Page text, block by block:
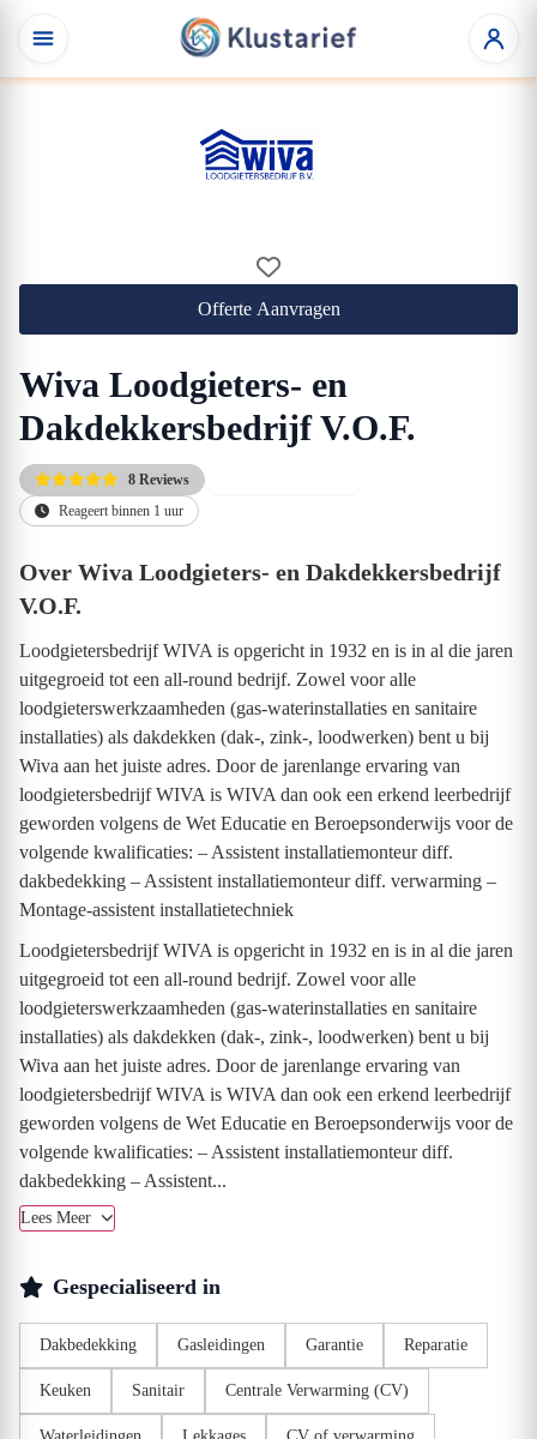
Offerte Aanvragen
Wiva Loodgieters- en
Dakdekkersbedrijf V.O.F.
8 Reviews
Reageert binnen 1 uur
Over Wiva Loodgieters- en Dakdekkersbedrijf
V.O.F.
Loodgietersbedrijf WIVA is opgericht in 1932 en is in al die jaren
uitgegroeid tot een all-round bedrijf. Zowel voor alle
loodgieterswerkzaamheden (gas-waterinstallaties en sanitaire
installaties) als dakdekken (dak-, zink-, loodwerken) bent u bij
Wiva aan het juiste adres. Door de jarenlange ervaring van
loodgietersbedrijf WIVA is WIVA dan ook een erkend leerbedrijf
geworden volgens de Wet Educatie en Beroepsonderwijs voor de
volgende kwalificaties: – Assistent installatiemonteur diff.
dakbedekking – Assistent installatiemonteur diff. verwarming –
Montage-assistent installatietechniek
Loodgietersbedrijf WIVA is opgericht in 1932 en is in al die jaren
uitgegroeid tot een all-round bedrijf. Zowel voor alle
loodgieterswerkzaamheden (gas-waterinstallaties en sanitaire
installaties) als dakdekken (dak-, zink-, loodwerken) bent u bij
Wiva aan het juiste adres. Door de jarenlange ervaring van
loodgietersbedrijf WIVA is WIVA dan ook een erkend leerbedrijf
geworden volgens de Wet Educatie en Beroepsonderwijs voor de
volgende kwalificaties: – Assistent installatiemonteur diff.
dakbedekking – Assistent...
Lees Meer
Gespecialiseerd in
Dakbedekking Gasleidingen Garantie Reparatie
Keuken Sanitair Centrale Verwarming (CV)